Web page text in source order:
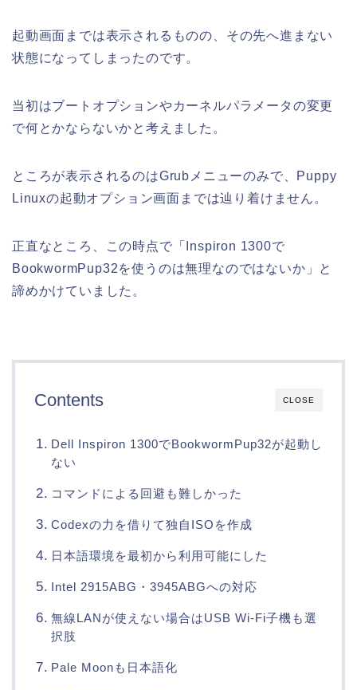
起動画面までは表示されるものの、その先へ進まない
状態になってしまったのです。
当初はブートオプションやカーネルパラメータの変更
で何とかならないかと考えました。
ところが表示されるのはGrubメニューのみで、Puppy
Linuxの起動オプション画面までは辿り着けません。
正直なところ、この時点で「Inspiron 1300で
BookwormPup32を使うのは無理なのではないか」と
諦めかけていました。
CLOSE
Contents
Dell Inspiron 1300でBookwormPup32が起動し
ない
コマンドによる回避も難しかった
Codexの力を借りて独自ISOを作成
日本語環境を最初から利用可能にした
Intel 2915ABG・3945ABGへの対応
無線LANが使えない場合はUSB Wi-Fi子機も選
択肢
Pale Moonも日本語化